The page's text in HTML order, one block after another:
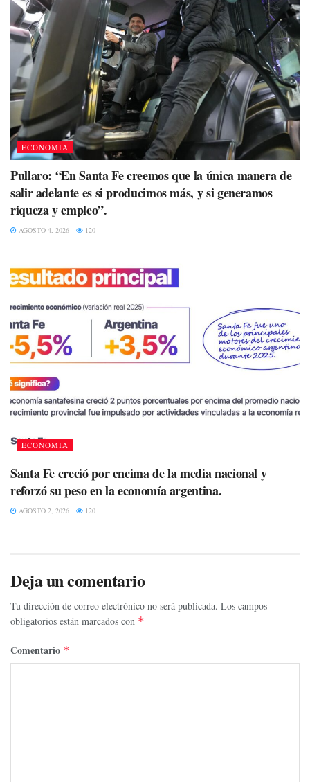
ECONOMIA
Pullaro: “En Santa Fe creemos que la única manera de
salir adelante es si producimos más, y si generamos
riqueza y empleo”.
AGOSTO 4, 2026 120
ECONOMIA
Santa Fe creció por encima de la media nacional y
reforzó su peso en la economía argentina.
AGOSTO 2, 2026 120
Deja un comentario
Tu dirección de correo electrónico no será publicada. Los campos
obligatorios están marcados con *
Comentario *